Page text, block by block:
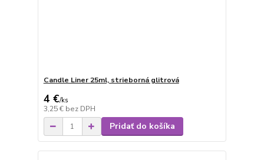
Candle Liner 25ml, strieborná glitrová
4 €/ks
3,25 € bez DPH
Pridať do košíka